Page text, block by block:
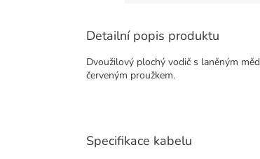
Detailní popis produktu
Dvoužilový plochý vodič s laněným
červeným proužkem.
Specifikace kabelu